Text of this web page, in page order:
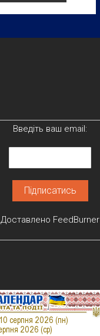
Введіть ваш email:
Доставлено FeedBurner